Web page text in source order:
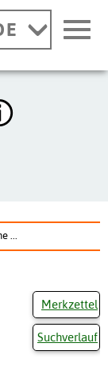
...
Merkzettel
Suchverlauf